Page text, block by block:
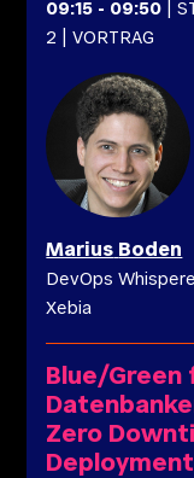
09:15 - 09:50 |
2 | VORTRAG
Marius Boden
DevOps
Xebia
Blue/Green
Zero